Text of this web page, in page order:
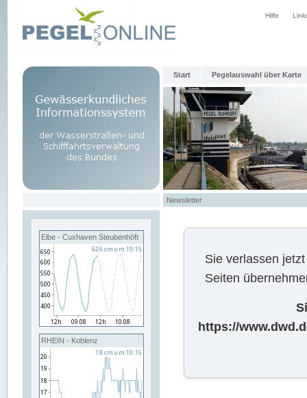
Hilfe
Start Pegelauswahl über Karte
Newsletter
Elbe - Cuxhaven Steubenhöft
RHEIN - Koblenz
Sie verlassen
Seiten
https://